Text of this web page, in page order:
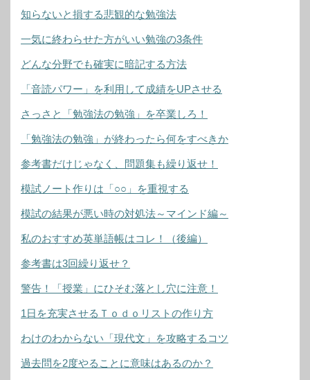
知らないと損する悲観的な勉強法
一気に終わらせた方がいい勉強の3条件
どんな分野でも確実に暗記する方法
「音読パワー」を利用して成績をUPさせる
さっさと「勉強法の勉強」を卒業しろ！
「勉強法の勉強」が終わったら何をすべきか
参考書だけじゃなく、問題集も繰り返せ！
模試ノート作りは「○○」を重視する
模試の結果が悪い時の対処法～マインド編～
私のおすすめ英単語帳はコレ！（後編）
参考書は3回繰り返せ？
警告！「授業」にひそむ落とし穴に注意！
1日を充実させるＴｏｄｏリストの作り方
わけのわからない「現代文」を攻略するコツ
過去問を2度やることに意味はあるのか？